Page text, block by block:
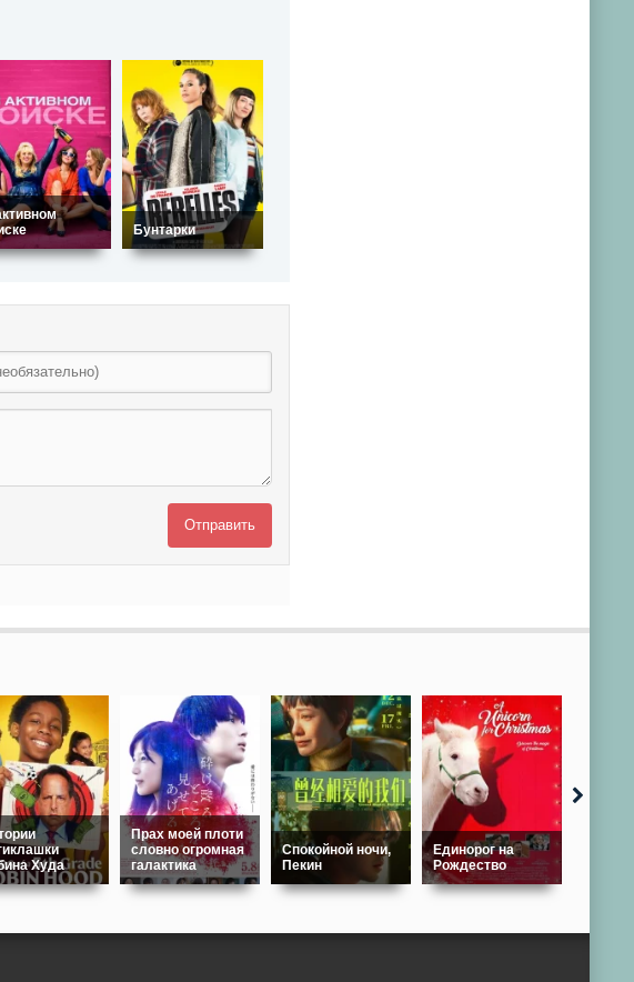
Бунтарки
Отправить
Худа
Прах моей плоти
словно огромная
галактика
Спокойной ночи,
Пекин
Единорог на
Рождество